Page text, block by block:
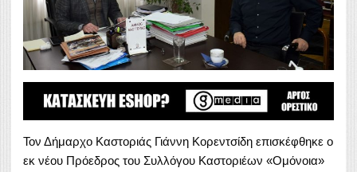
Τον Δήμαρχο Καστοριάς Γιάννη Κορεντσίδη επισκέφθηκε ο
εκ νέου Πρόεδρος του Συλλόγου Καστοριέων «Ομόνοια»